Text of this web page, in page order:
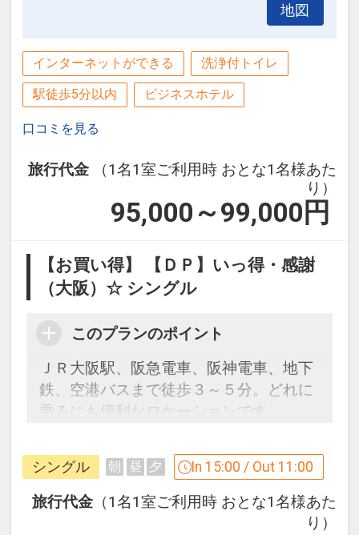
地図
インターネットができる 洗浄付トイレ
駅徒歩5分以内 ビジネスホテル
口コミを見る
旅行代金
（1名1室ご利用時 おとな1名様あた
り）
95,000～99,000 円
【お買い得】 【ＤＰ】いっ得・感謝
（大阪）☆ シングル
このプランのポイント
ＪＲ大阪駅、阪急電車、阪神電車、地下
鉄、空港バスまで徒歩３～５分。どれに
乗るにも便利なロケーションです。
設定期間：2026年4月1日～2026年9月
30日
インターネットコース番号：DP-1-
シングル 朝 昼 夕 In 15:00 / Out 11:00
旅行代金 （1名1室ご利用時 おとな1名様あた
り）